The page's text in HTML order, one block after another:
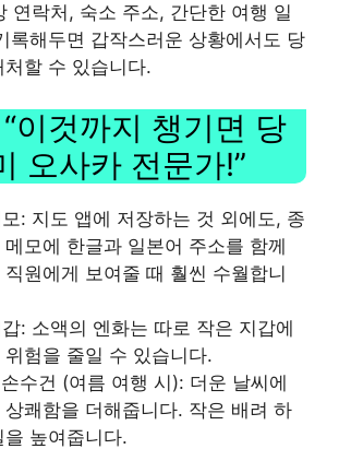
연락처, 숙소 주소, 간단한 여행 일
록해두면 갑작스러운 상황에서도 당
할 수 있습니다.
이것까지 챙기면 당
오사카 전문가!”
: 지도 앱에 저장하는 것 외에도, 종
모에 한글과 일본어 주소를 함께
원에게 보여줄 때 훨씬 수월합니
: 소액의 엔화는 따로 작은 지갑에
위험을 줄일 수 있습니다.
수건 (여름 여행 시): 더운 날씨에
쾌함을 더해줍니다. 작은 배려 하
높여줍니다.